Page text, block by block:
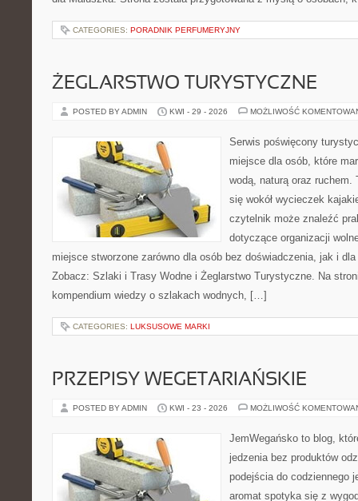
CATEGORIES: PORADNIK PERFUMERYJNY
ŻEGLARSTWO TURYSTYCZNE
POSTED BY ADMIN KWI - 29 - 2026 MOŻLIWOŚĆ
Serwis poświęcony
miejsce dla osób, które
wodą, naturą oraz ruchem.
się wokół wycieczek
czytelnik może znaleźć
dotyczące organizacji
miejsce stworzone zarówno dla osób bez doświadczenia, jak i
Zobacz: Szlaki i Trasy Wodne i Żeglarstwo Turystyczne. Na
kompendium wiedzy o szlakach wodnych, […]
CATEGORIES: LUKSUSOWE MARKI
PRZEPISY WEGETARIAŃSKIE
POSTED BY ADMIN KWI - 23 - 2026 MOŻLIWOŚĆ
JemWegańsko to blog,
jedzenia bez produktów
podejścia do codziennego
aromat spotyka się z